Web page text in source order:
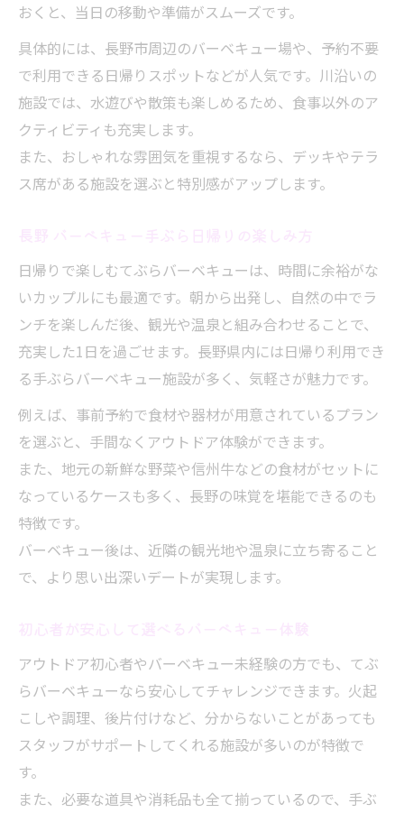
おくと、当日の移動や準備がスムーズです。
具体的には、長野市周辺のバーベキュー場や、予約不要
で利用できる日帰りスポットなどが人気です。川沿いの
施設では、水遊びや散策も楽しめるため、食事以外のア
クティビティも充実します。
また、おしゃれな雰囲気を重視するなら、デッキやテラ
ス席がある施設を選ぶと特別感がアップします。
日帰りで楽しむてぶらバーベキューは、時間に余裕がな
いカップルにも最適です。朝から出発し、自然の中でラ
ンチを楽しんだ後、観光や温泉と組み合わせることで、
充実した1日を過ごせます。長野県内には日帰り利用でき
る手ぶらバーベキュー施設が多く、気軽さが魅力です。
例えば、事前予約で食材や器材が用意されているプラン
を選ぶと、手間なくアウトドア体験ができます。
また、地元の新鮮な野菜や信州牛などの食材がセットに
なっているケースも多く、長野の味覚を堪能できるのも
特徴です。
バーベキュー後は、近隣の観光地や温泉に立ち寄ること
で、より思い出深いデートが実現します。
アウトドア初心者やバーベキュー未経験の方でも、てぶ
らバーベキューなら安心してチャレンジできます。火起
こしや調理、後片付けなど、分からないことがあっても
スタッフがサポートしてくれる施設が多いのが特徴で
す。
また、必要な道具や消耗品も全て揃っているので、手ぶ